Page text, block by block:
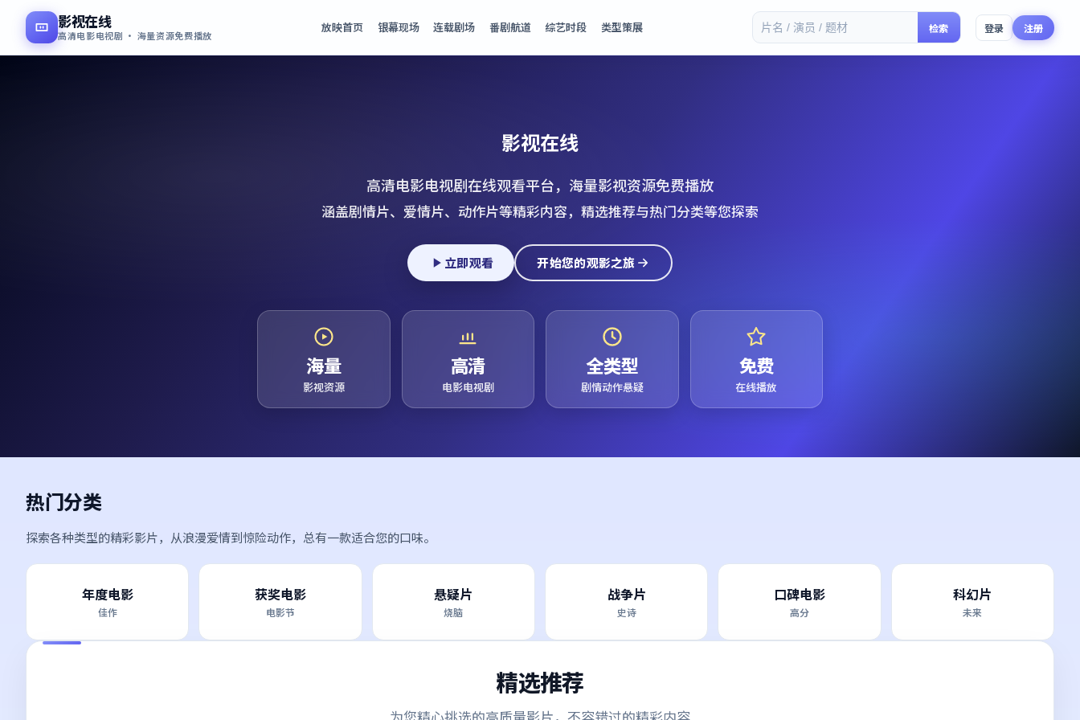
影视在线
高清电影电视剧 · 海量资源免费播放
放映首页 银幕现场 连载剧场 番剧航道 综艺时段 类型策展 检索 登录 注册
影视在线
高清电影电视剧在线观看平台，海量影视资源免费播放
涵盖剧情片、爱情片、动作片等精彩内容，精选推荐与热门分类等您探索
立即观看 开始您的观影之旅
海量
影视资源
高清
电影电视剧
全类型
剧情动作悬疑
免费
在线播放
热门分类
探索各种类型的精彩影片，从浪漫爱情到惊险动作，总有一款适合您的口味。
年度电影
佳作
获奖电影
电影节
悬疑片
烧脑
战争片
史诗
口碑电影
高分
科幻片
未来
精选推荐